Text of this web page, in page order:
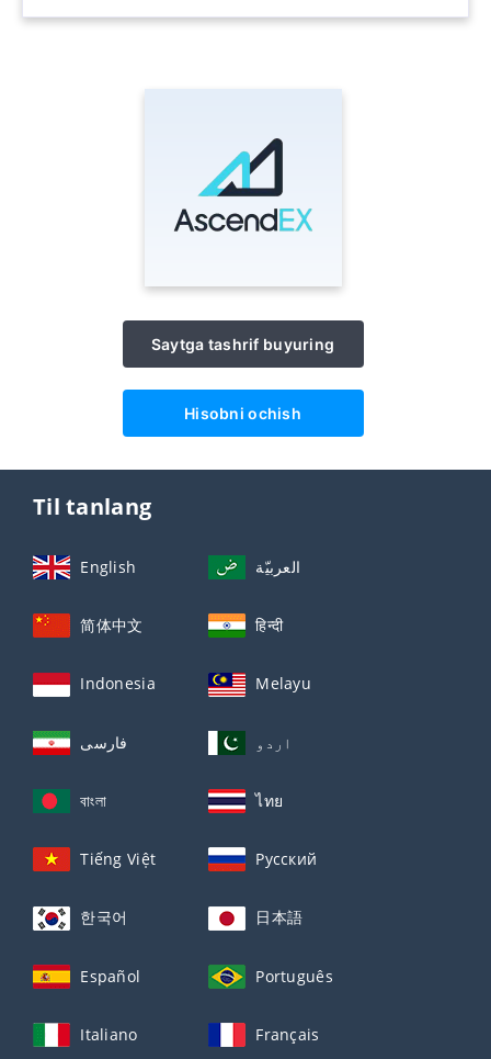
Saytga tashrif buyuring
Hisobni ochish
Til tanlang
English العربيّة
简体中文 हिन्दी
Indonesia Melayu
فارسی اردو
বাংলা ไทย
Tiếng Việt Русский
한국어 日本語
Español Português
Italiano Français